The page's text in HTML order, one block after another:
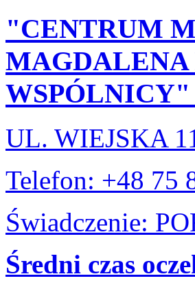
"CENTRUM
UL. WIEJSKA
Telefon: +48 75
Świadczenie:
Średni czas